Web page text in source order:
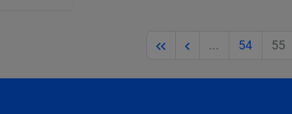
PreviousPrevious
... 54 55